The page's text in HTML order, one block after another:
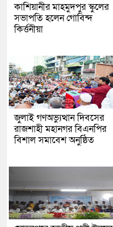
কাশিয়ানীর মাহমুদপুর স্কুলের
সভাপতি হলেন গোবিন্দ
কির্ত্তনীয়া
জুলাই গণঅভ্যুত্থান দিবসের
রাজশাহী মহানগর বিএনপির
বিশাল সমাবেশ অনুষ্ঠিত